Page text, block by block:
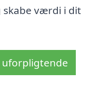
skabe værdi i dit
uforpligtende